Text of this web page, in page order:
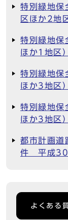
特別緑地保
区ほか2地
特別緑地保
ほか1地区
特別緑地保
ほか3地区
特別緑地保
ほか3地区
都市計画道
件 平成30
よくある